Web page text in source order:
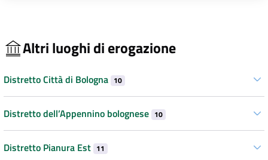
Altri luoghi di erogazione
Distretto Città di Bologna 10
Distretto dell’Appennino bolognese 10
Distretto Pianura Est 11